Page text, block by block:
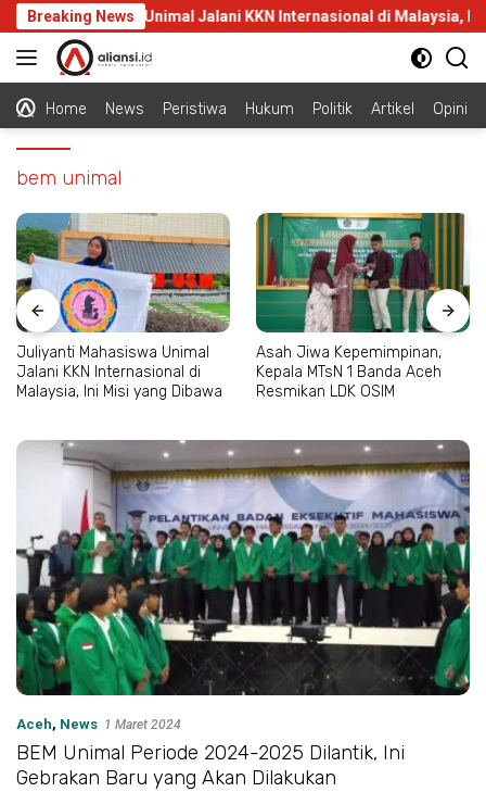
Langsung
ke
konten
Breaking News
Mahasiswa Unimal Jalani KKN Internasional di Malaysia, Ini
Home News Peristiwa Hukum Politik Artikel Opini
bem unimal
Juliyanti Mahasiswa Unimal
Jalani KKN Internasional di
Malaysia, Ini Misi yang Dibawa
Asah Jiwa Kepemimpinan,
Kepala MTsN 1 Banda Aceh
Resmikan LDK OSIM
Aceh, News 1 Maret 2024
BEM Unimal Periode 2024-2025 Dilantik, Ini
Gebrakan Baru yang Akan Dilakukan